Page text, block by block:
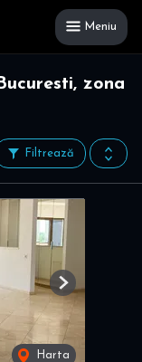
Meniu
zona
Filtrează
Harta
Next